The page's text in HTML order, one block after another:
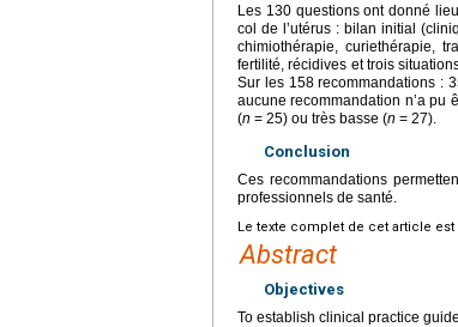
Les 130 questions ont donné
col de l’utérus : bilan initial
chimiothérapie, curiethérapie,
fertilité, récidives et trois
Sur les 158 recommandations :
aucune recommandation n’a pu
(n = 25) ou très basse (n = 27).
Conclusion
Ces recommandations
professionnels de santé.
Le texte complet de cet article est
Abstract
Objectives
To establish clinical practice